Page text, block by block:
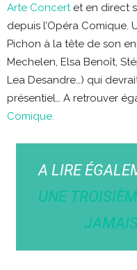
Arte Concert et en direct
depuis l’Opéra Comique.
Pichon à la tête de son
Mechelen, Elsa Benoît,
Lea Desandre…) qui
présentiel… A retrouver
Comique.
A LIRE
UNE